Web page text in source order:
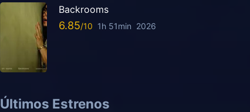
Backrooms
6.85 1h 51min 2026
Últimos Estrenos